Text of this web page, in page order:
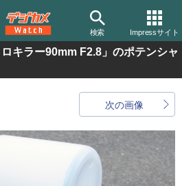
検索 Impressサイト
キラー90mm F2.8」のポテンシャ
次の画像